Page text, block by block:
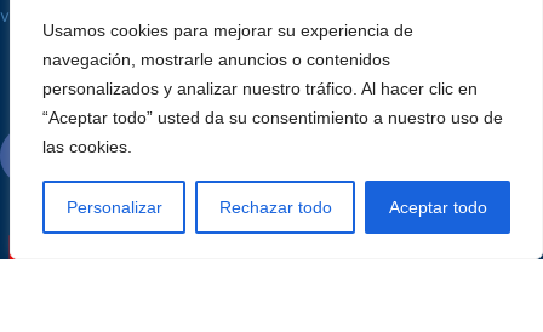
Usamos cookies para mejorar su experiencia de
navegación, mostrarle anuncios o contenidos
personalizados y analizar nuestro tráfico. Al hacer clic en
“Aceptar todo” usted da su consentimiento a nuestro uso de
las cookies.
Personalizar Rechazar todo Aceptar todo
vendas@alutal.com.br